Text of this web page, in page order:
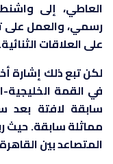
العاطي، إلى
رسمي، والعمل على
على العلاقات الثنائية.
لكن تبع ذلك
سابقة لافتة
مماثلة سابقة. حيث
المتصاعد بين